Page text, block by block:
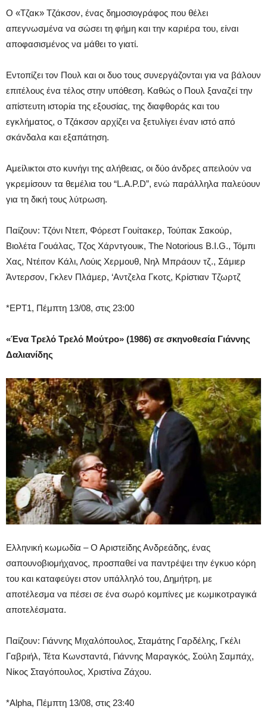
Ο «Τζακ» Τζάκσον, ένας δημοσιογράφος που θέλει
απεγνωσμένα να σώσει τη φήμη και την καριέρα του, είναι
αποφασισμένος να μάθει το γιατί.
Εντοπίζει τον Πουλ και οι δυο τους συνεργάζονται για να βάλουν
επιτέλους ένα τέλος στην υπόθεση. Καθώς ο Πουλ ξαναζεί την
απίστευτη ιστορία της εξουσίας, της διαφθοράς και του
εγκλήματος, ο Τζάκσον αρχίζει να ξετυλίγει έναν ιστό από
σκάνδαλα και εξαπάτηση.
Αμείλικτοι στο κυνήγι της αλήθειας, οι δύο άνδρες απειλούν να
γκρεμίσουν τα θεμέλια του “L.A.P.D”, ενώ παράλληλα παλεύουν
για τη δική τους λύτρωση.
Παίζουν: Τζόνι Ντεπ, Φόρεστ Γουίτακερ, Τούπακ Σακούρ,
Βιολέτα Γουάλας, Τζος Χάρντγουικ, The Notorious B.I.G., Τόμπι
Χας, Ντέιτον Κάλι, Λούις Χερμουθ, Νηλ Μπράουν τζ., Σάμιερ
Άντερσον, Γκλεν Πλάμερ, ‘Αντζελα Γκοτς, Κρίστιαν Τζωρτζ
*ΕΡΤ1, Πέμπτη 13/08, στις 23:00
«Ένα Τρελό Τρελό Μούτρο» (1986) σε σκηνοθεσία Γιάννης
Δαλιανίδης
Ελληνική κωμωδία – Ο Αριστείδης Ανδρεάδης, ένας
σαπουνοβιομήχανος, προσπαθεί να παντρέψει την έγκυο κόρη
του και καταφεύγει στον υπάλληλό του, Δημήτρη, με
αποτέλεσμα να πέσει σε ένα σωρό κομπίνες με κωμικοτραγικά
αποτελέσματα.
Παίζουν: Γιάννης Μιχαλόπουλος, Σταμάτης Γαρδέλης, Γκέλι
Γαβριήλ, Τέτα Κωνσταντά, Γιάννης Μαραγκός, Σούλη Σαμπάχ,
Νίκος Σταγόπουλος, Χριστίνα Ζάχου.
*Alpha, Πέμπτη 13/08, στις 23:40